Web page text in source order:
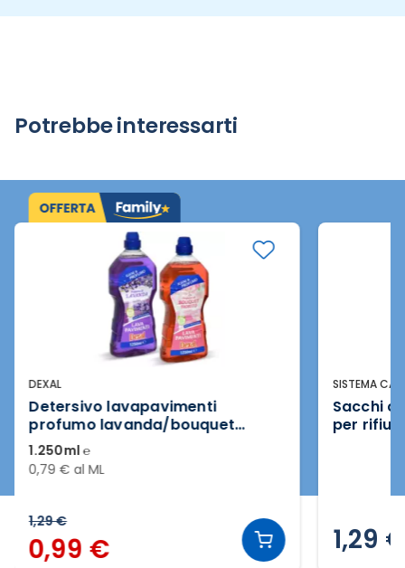
Potrebbe interessarti
DEXAL
Detersivo lavapavimenti
profumo lavanda/bouquet
fiorito
1.250ml ℮
0,79 € al ML
1,29 €
0,99 €
SISTEMA
Sacchi
per
1,29 €